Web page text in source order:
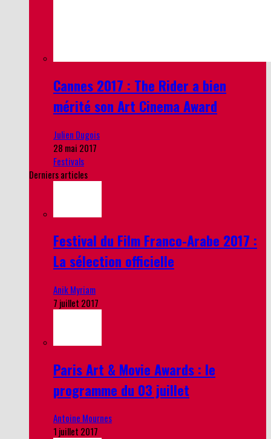
Cannes 2017 : The Rider a bien
mérité son Art Cinema Award
Julien Dugois
28 mai 2017
Festivals
Derniers articles
Festival du Film Franco-Arabe 2017 :
La sélection officielle
Anik Myriam
7 juillet 2017
Paris Art & Movie Awards : le
programme du 03 juillet
Antoine Mournes
1 juillet 2017